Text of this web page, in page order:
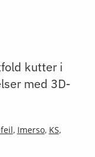
kutter i
med 3D-
, Imerso, KS,